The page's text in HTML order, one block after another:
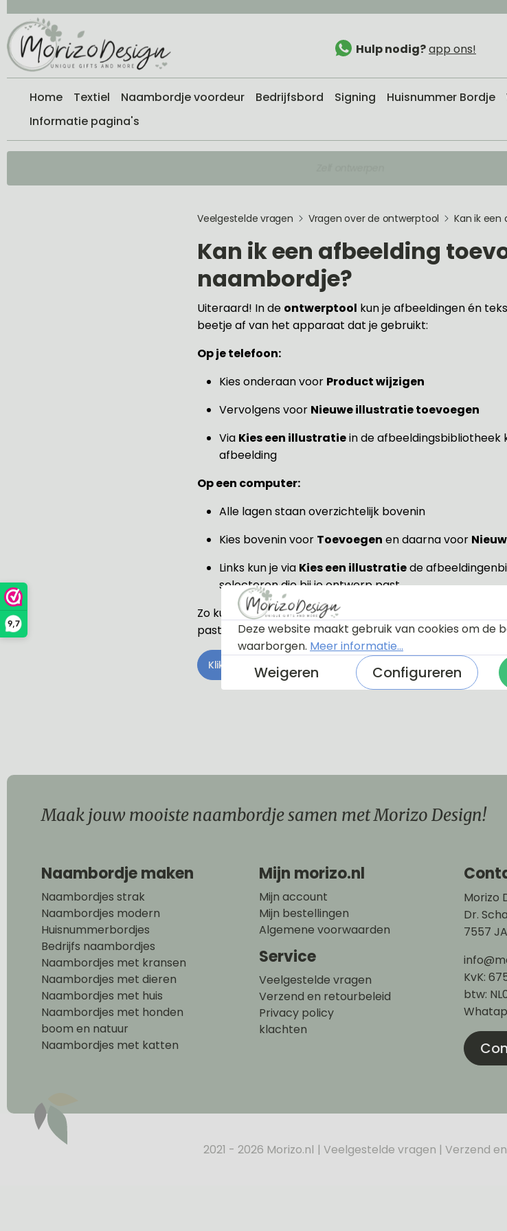
9,7
Hulp nodig?app ons!
Home Textiel Naambordje voordeur Bedrijfsbord Signing Huisnummer Bordje
Informatie pagina's
Veelgestelde vragen Vragen over de ontwerptool Kan ik
Kan ik een afbeelding
naambordje?
Uiteraard! In de ontwerptool kun je afbeeldingen én
beetje af van het apparaat dat je gebruikt:
Op je telefoon:
Kies onderaan voor Product wijzigen
Vervolgens voor Nieuwe illustratie toevoegen
Via Kies een illustratiein de afbeeldingsbibliotheek
afbeelding
Op een computer:
Alle lagen staan overzichtelijk bovenin
Kies bovenin voor Toevoegen en daarna voor
Links kun je via Kies een illustratiede
selecteren die bij je ontwerp past
Zo kun je jouw naambordje helemaal personaliseren en
past bij je stijl.
Klik hier voor meer uitleg over de ontwerptool
Maak jouw mooiste naambordje samen met Morizo Design!
Naambordje maken
Naambordjes strak
Naambordjes modern
Huisnummerbordjes
Bedrijfs naambordjes
Naambordjes met kransen
Naambordjes met dieren
Naambordjes met huis
Naambordjes met honden
boom en natuur
Naambordjes met katten
Mijn morizo.nl
Mijn account
Mijn bestellingen
Algemene voorwaarden
Service
Veelgestelde vragen
Verzend en retourbeleid
Privacy policy
klachten
Morizo
Dr.
7557
KvK:
btw:
2021 - 2026 Morizo.nl Veelgestelde vragen Verzend
Deze website maakt gebruik van cookies om de
waarborgen. Meer informatie...
Weigeren Configureren